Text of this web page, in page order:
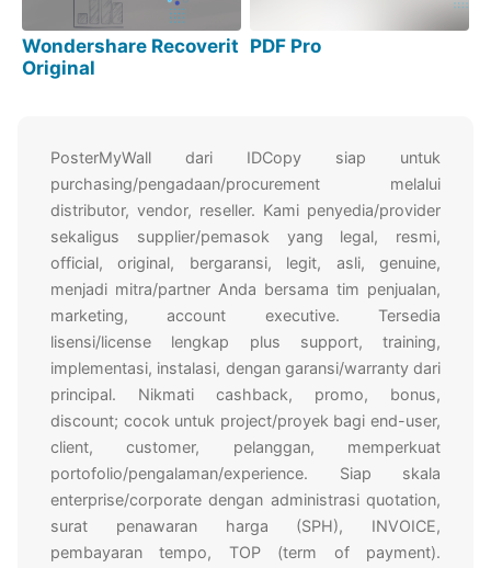
Wondershare Recoverit
Original
PDF Pro
PosterMyWall dari IDCopy siap untuk
purchasing/pengadaan/procurement melalui
distributor, vendor, reseller. Kami penyedia/provider
sekaligus supplier/pemasok yang legal, resmi,
official, original, bergaransi, legit, asli, genuine,
menjadi mitra/partner Anda bersama tim penjualan,
marketing, account executive. Tersedia
lisensi/license lengkap plus support, training,
implementasi, instalasi, dengan garansi/warranty dari
principal. Nikmati cashback, promo, bonus,
discount; cocok untuk project/proyek bagi end-user,
client, customer, pelanggan, memperkuat
portofolio/pengalaman/experience. Siap skala
enterprise/corporate dengan administrasi quotation,
surat penawaran harga (SPH), INVOICE,
pembayaran tempo, TOP (term of payment).